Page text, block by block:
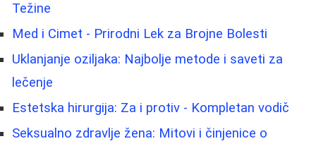
Težine
Med i Cimet - Prirodni Lek za Brojne Bolesti
Uklanjanje oziljaka: Najbolje metode i saveti za
lečenje
Estetska hirurgija: Za i protiv - Kompletan vodič
Seksualno zdravlje žena: Mitovi i činjenice o